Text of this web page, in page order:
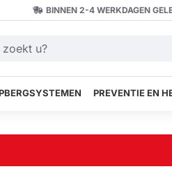
BINNEN 2-4 WERKDAGEN
PREVENTIE EN